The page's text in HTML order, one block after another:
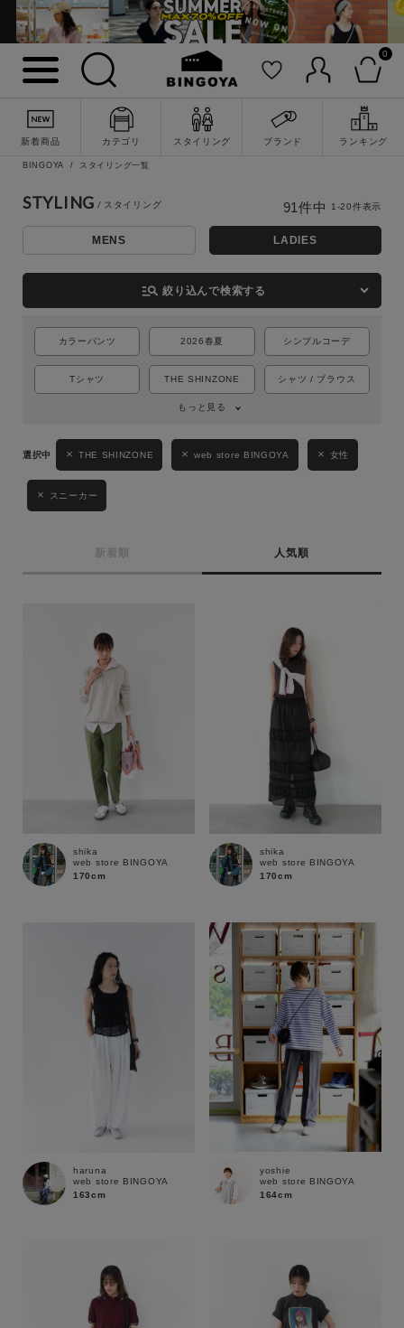
0
新着商品 カテゴリ スタイリング ブランド ランキング
詳細検索
キーワード
MENS KIDS
BINGOYA スタイリング一覧
STYLING
MENS LADIES
manage_search 絞り込んで検索する
カラーパンツ 2026春夏 シンプルコーデ
Tシャツ THE SHINZONE シャツ / ブラウス
もっと見る
THE SHINZONE web store BINGOYA 女性
スニーカー
新着順 人気順
91 件中 1-20件表示
shika
web store BINGOYA
170cm
shika
web store BINGOYA
170cm
haruna
web store BINGOYA
163cm
yoshie
web store BINGOYA
164cm